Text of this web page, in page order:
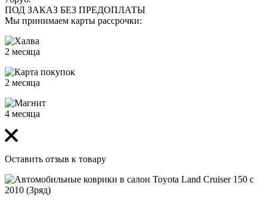
ПОД ЗАКАЗ БЕЗ ПРЕДОПЛАТЫ
Мы принимаем карты рассрочки:
2 месяца
2 месяца
4 месяца
Оставить отзыв к товару